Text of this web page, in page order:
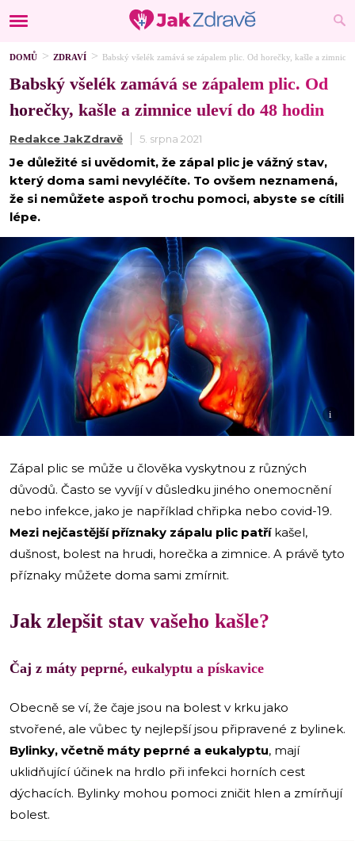
DOMŮ ZDRAVÍ Babský všelék zamává se zápalem plic. Od horečky, kašle a
Babský všelék zamává se zápalem plic. Od
horečky, kašle a zimnice uleví do 48 hodin
Redakce JakZdravě 5. srpna 2021
Je důležité si uvědomit, že zápal plic je vážný stav,
který doma sami nevyléčíte. To ovšem neznamená,
že si nemůžete aspoň trochu pomoci, abyste se cítili
lépe.
i
Zápal plic se může u člověka vyskytnou z různých
důvodů. Často se vyvíjí v důsledku jiného onemocnění
nebo infekce, jako je například chřipka nebo covid-19.
Mezi nejčastější příznaky zápalu plic patříkašel,
dušnost, bolest na hrudi, horečka a zimnice. A právě tyto
příznaky můžete doma sami zmírnit.
Jak zlepšit stav vašeho kašle?
Čaj z máty peprné, eukalyptu a pískavice
Obecně se ví, že čaje jsou na bolest v krku jako
stvořené, ale vůbec ty nejlepší jsou připravené z bylinek.
Bylinky, včetně máty peprné a eukalyptu, mají
uklidňující účinek na hrdlo při infekci horních cest
dýchacích. Bylinky mohou pomoci zničit hlen a zmírňují
bolest.